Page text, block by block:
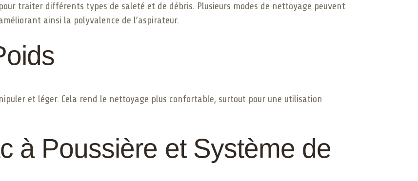
traiter différents types de saleté et de débris. Plusieurs modes de nettoyage peuvent
ainsi la polyvalence de l’aspirateur.
et léger. Cela rend le nettoyage plus confortable, surtout pour une utilisation
à Poussière et Système de